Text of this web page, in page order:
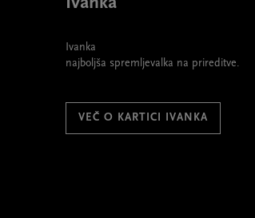
Ivanka
najboljša spremljevalka na prireditve.
VEČ O KARTICI IVANKA